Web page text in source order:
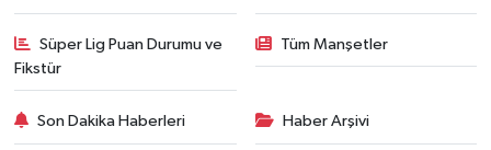
Süper Lig Puan Durumu ve
Fikstür
Tüm Manşetler
Son Dakika Haberleri Haber Arşivi